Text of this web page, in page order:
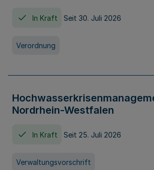
In Kraft Seit 30. Juli 2026
Verordnung
Nordrhein-Westfalen
In Kraft Seit 25. Juli 2026
Verwaltungsvorschrift